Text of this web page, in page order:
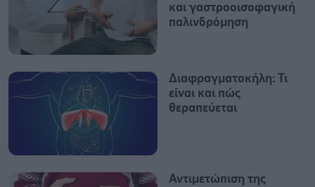
και γαστροοισοφαγική
παλινδρόμηση
Διαφραγματοκήλη: Τι
είναι και πώς
θεραπεύεται
Αντιμετώπιση της